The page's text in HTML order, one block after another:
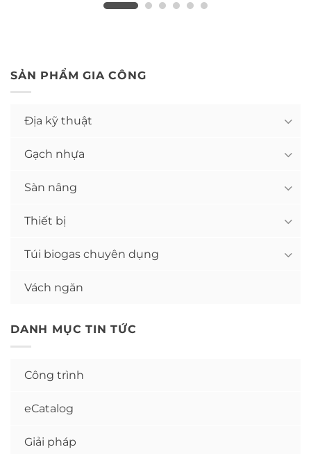
SẢN PHẨM GIA CÔNG
Địa kỹ thuật
Gạch nhựa
Sàn nâng
Thiết bị
Túi biogas chuyên dụng
Vách ngăn
DANH MỤC TIN TỨC
Công trình
eCatalog
Giải pháp